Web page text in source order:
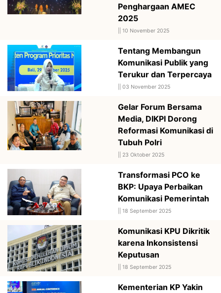
Penghargaan AMEC
2025
10 November 2025
Tentang Membangun
Komunikasi Publik yang
Terukur dan Terpercaya
03 November 2025
Gelar Forum Bersama
Media, DIKPI Dorong
Reformasi Komunikasi di
Tubuh Polri
23 Oktober 2025
Transformasi PCO ke
BKP: Upaya Perbaikan
Komunikasi Pemerintah
18 September 2025
Komunikasi KPU Dikritik
karena Inkonsistensi
Keputusan
18 September 2025
Kementerian KP Yakin